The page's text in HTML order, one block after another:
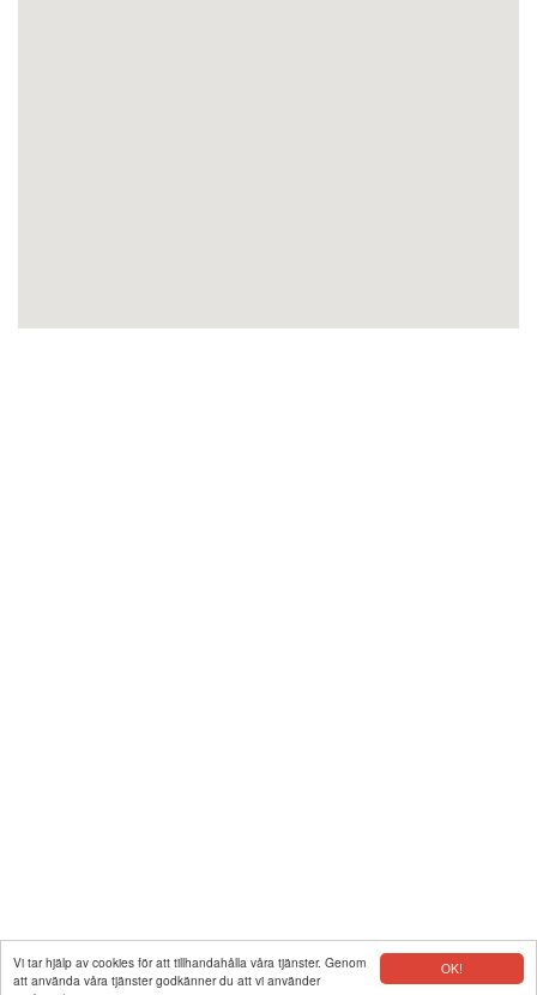
OK!
Vi tar hjälp av cookies för att tillhandahålla våra tjänster. Genom
att använda våra tjänster godkänner du att vi använder
Copyright © 2026 www.gpskoordinater.com| Kontakt|Integritet|